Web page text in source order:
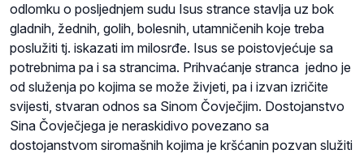
odlomku o posljednjem sudu Isus strance stavlja uz bok
gladnih, žednih, golih, bolesnih, utamničenih koje treba
poslužiti tj. iskazati im milosrđe. Isus se poistovjećuje sa
potrebnima pa i sa strancima. Prihvaćanje stranca jedno je
od služenja po kojima se može živjeti, pa i izvan izričite
svijesti, stvaran odnos sa Sinom Čovječjim. Dostojanstvo
Sina Čovječjega je neraskidivo povezano sa
dostojanstvom siromašnih kojima je kršćanin pozvan služiti